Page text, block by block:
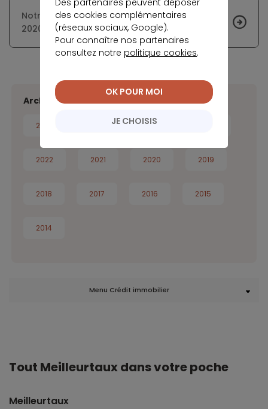
Notre analyse des taux immobiliers - Février
2020
Archives de l'info des taux
2026 2024
2022 2021 2020 2019
2018 2017 2016 2015
2014
Menu Crédit immobilier
Tout Meilleurtaux dans votre poche
Meilleurtaux
Des partenaires peuvent déposer
des cookies complémentaires
(réseaux sociaux, Google).
Pour connaître nos partenaires
consultez notre politique cookies.
JE CHOISIS
OK POUR MOI